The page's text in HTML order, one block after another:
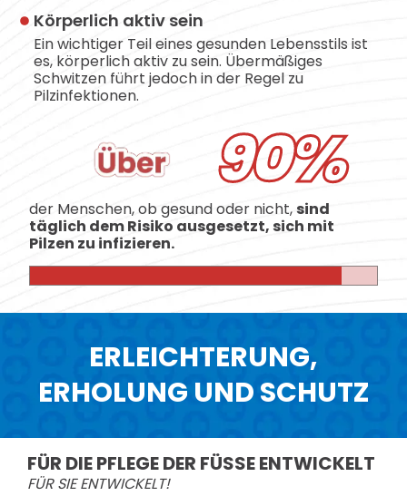
Körperlich aktiv sein
Ein wichtiger Teil eines gesunden Lebensstils ist
es, körperlich aktiv zu sein. Übermäßiges
Schwitzen führt jedoch in der Regel zu
Pilzinfektionen.
90%
der Menschen, ob gesund oder nicht,sind
täglich dem Risiko ausgesetzt, sich mit
Pilzen zu infizieren.
ERLEICHTERUNG,
ERHOLUNG UND SCHUTZ
FÜR DIE PFLEGE DER FÜSSE ENTWICKELT
FÜR SIE ENTWICKELT!